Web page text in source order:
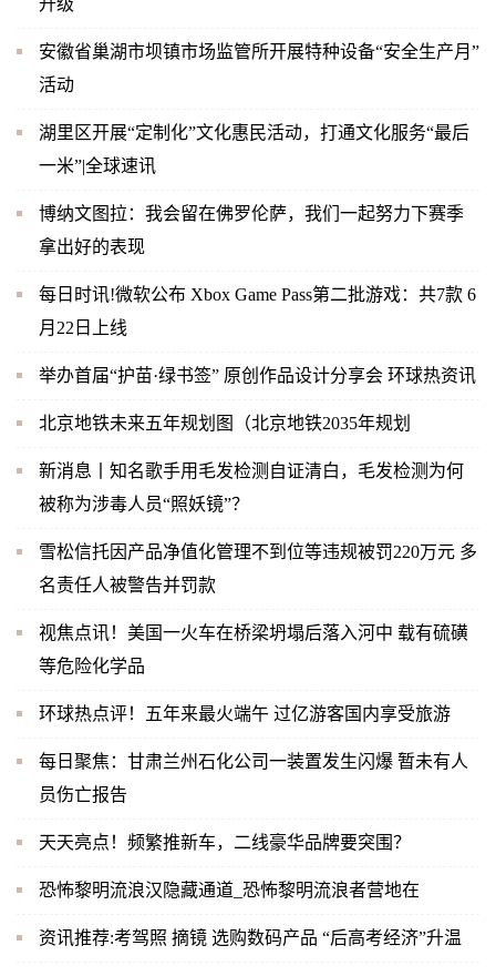
升级
安徽省巢湖市坝镇市场监管所开展特种设备“安全生产月”
活动
湖里区开展“定制化”文化惠民活动，打通文化服务“最后
一米”|全球速讯
博纳文图拉：我会留在佛罗伦萨，我们一起努力下赛季
拿出好的表现
每日时讯!微软公布 Xbox Game Pass第二批游戏：共7款 6
月22日上线
举办首届“护苗·绿书签” 原创作品设计分享会 环球热资讯
北京地铁未来五年规划图（北京地铁2035年规划
新消息丨知名歌手用毛发检测自证清白，毛发检测为何
被称为涉毒人员“照妖镜”？
雪松信托因产品净值化管理不到位等违规被罚220万元 多
名责任人被警告并罚款
视焦点讯！美国一火车在桥梁坍塌后落入河中 载有硫磺
等危险化学品
环球热点评！五年来最火端午 过亿游客国内享受旅游
每日聚焦：甘肃兰州石化公司一装置发生闪爆 暂未有人
员伤亡报告
天天亮点！频繁推新车，二线豪华品牌要突围？
恐怖黎明流浪汉隐藏通道_恐怖黎明流浪者营地在
资讯推荐:考驾照 摘镜 选购数码产品 “后高考经济”升温